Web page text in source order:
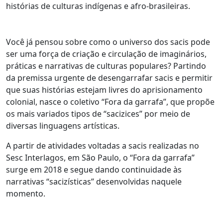
histórias de culturas indígenas e afro-brasileiras.
Você já pensou sobre como o universo dos sacis pode
ser uma força de criação e circulação de imaginários,
práticas e narrativas de culturas populares? Partindo
da premissa urgente dedesengarrafar sacis e permitir
que suas histórias estejam livres do aprisionamento
colonial, nasce o coletivo “Fora da garrafa”, que propõe
os mais variados tipos de “sacizices” por meio de
diversas linguagens artísticas.
A partir de atividades voltadas a sacis realizadas no
Sesc Interlagos, em São Paulo, o “Fora da garrafa”
surge em 2018 e segue dando continuidade às
narrativas “sacizísticas” desenvolvidas naquele
momento.